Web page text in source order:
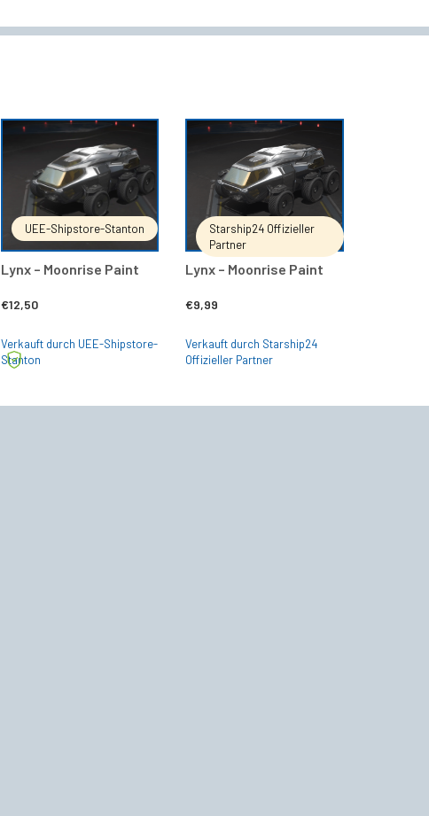
UEE-Shipstore-Stanton
Lynx – Moonrise Paint
€12,50
IN DEN WARENKORB
Verkauft durch UEE-Shipstore-
Stanton
Starship24 Offizieller
Partner
Lynx – Moonrise Paint
€9,99
IN DEN WARENKORB
Verkauft durch Starship24
Offizieller Partner